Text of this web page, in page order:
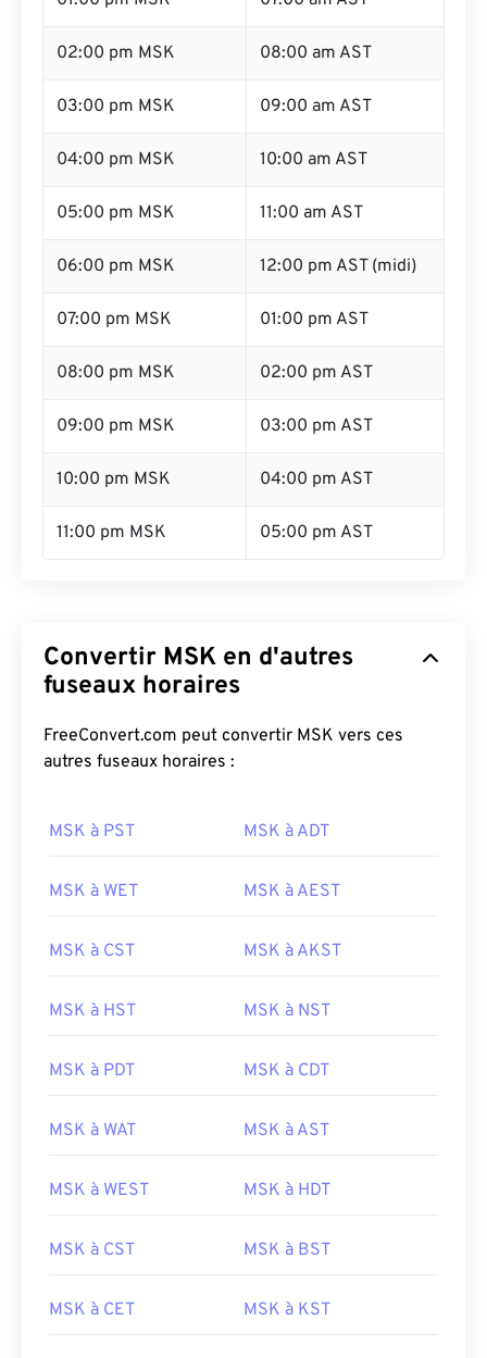
02:00 pm MSK 08:00 am AST
03:00 pm MSK 09:00 am AST
04:00 pm MSK 10:00 am AST
05:00 pm MSK 11:00 am AST
06:00 pm MSK 12:00 pm AST (midi)
07:00 pm MSK 01:00 pm AST
08:00 pm MSK 02:00 pm AST
09:00 pm MSK 03:00 pm AST
10:00 pm MSK 04:00 pm AST
11:00 pm MSK 05:00 pm AST
Convertir MSK en d'autres
fuseaux horaires
FreeConvert.com peut convertir MSK vers ces
autres fuseaux horaires :
MSK à PST MSK à ADT
MSK à WET MSK à AEST
MSK à CST MSK à AKST
MSK à HST MSK à NST
MSK à PDT MSK à CDT
MSK à WAT MSK à AST
MSK à WEST MSK à HDT
MSK à CST MSK à BST
MSK à CET MSK à KST